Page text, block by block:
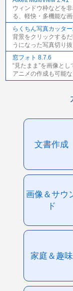
ウィンドウ枠などを
る、軽快・多機能な
らくちん写真カッタ
背景をクリックする
うになった写真切り
窓フォト 8.7.6
“見たまま”を画像と
アニメの作成も可能
文書作成
画像＆サウ
ド
家庭＆趣味